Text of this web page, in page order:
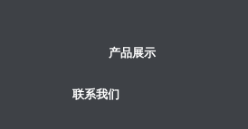
产品展示
联系我们